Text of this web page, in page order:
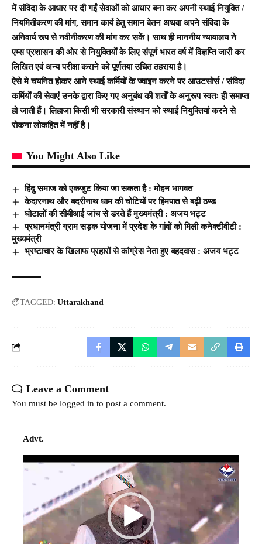
में संविदा के आधार पर दी गईं सेवाओं को आधार बना कर अपनी स्थाई नियुक्ति /
नियमितीकरण की मांग, समान कार्य हेतु समान वेतन अथवा अपने संविदा के
अनिवार्य रूप से नवीनीकरण की मांग कर सकें। साथ ही माननीय न्यायालय ने
एम्स प्रशासन की ओर से नियुक्तियों के लिए संपूर्ण भारत वर्ष में विज्ञप्ति जारी कर
लिखित एवं अन्य परीक्षा कराने को पूर्णतया उचित ठहराया है।
ऐसे मे चयनित होकर आने स्थाई कर्मियों के ज्वाइन करने पर आउटसोर्स / संविदा
कर्मियों की सेवाएं उनके द्वारा किए गए अनुबंध की शर्तों के अनुरूप स्वतः ही समाप्त
हो जाती हैं। लिहाजा किसी भी सरकारी संस्थान को स्थाई नियुक्तियां करने से
रोकना लोकहित में नहीं है।
You Might Also Like
हिंदु समाज को एकजुट किया जा सकता है : मोहन भागवत
केदारनाथ और बदरीनाथ धाम की चोटियों पर हिमपात से बढ़ी ठण्ड
घोटालों की सीबीआई जांच से डरते हैं मुख्यमंत्री : अजय भट्ट
प्रधानमंत्री ग्राम सड़क योजना में प्रदेश के गांवों को मिली कनेक्टीवीटी :
मुख्यमंत्री
भ्रष्टाचार के खिलाफ प्रहारों से कांग्रेस नेता हुए बहदवास : अजय भट्ट
TAGGED: Uttarakhand
Leave a Comment
You must be logged in to post a comment.
Advt.
Video